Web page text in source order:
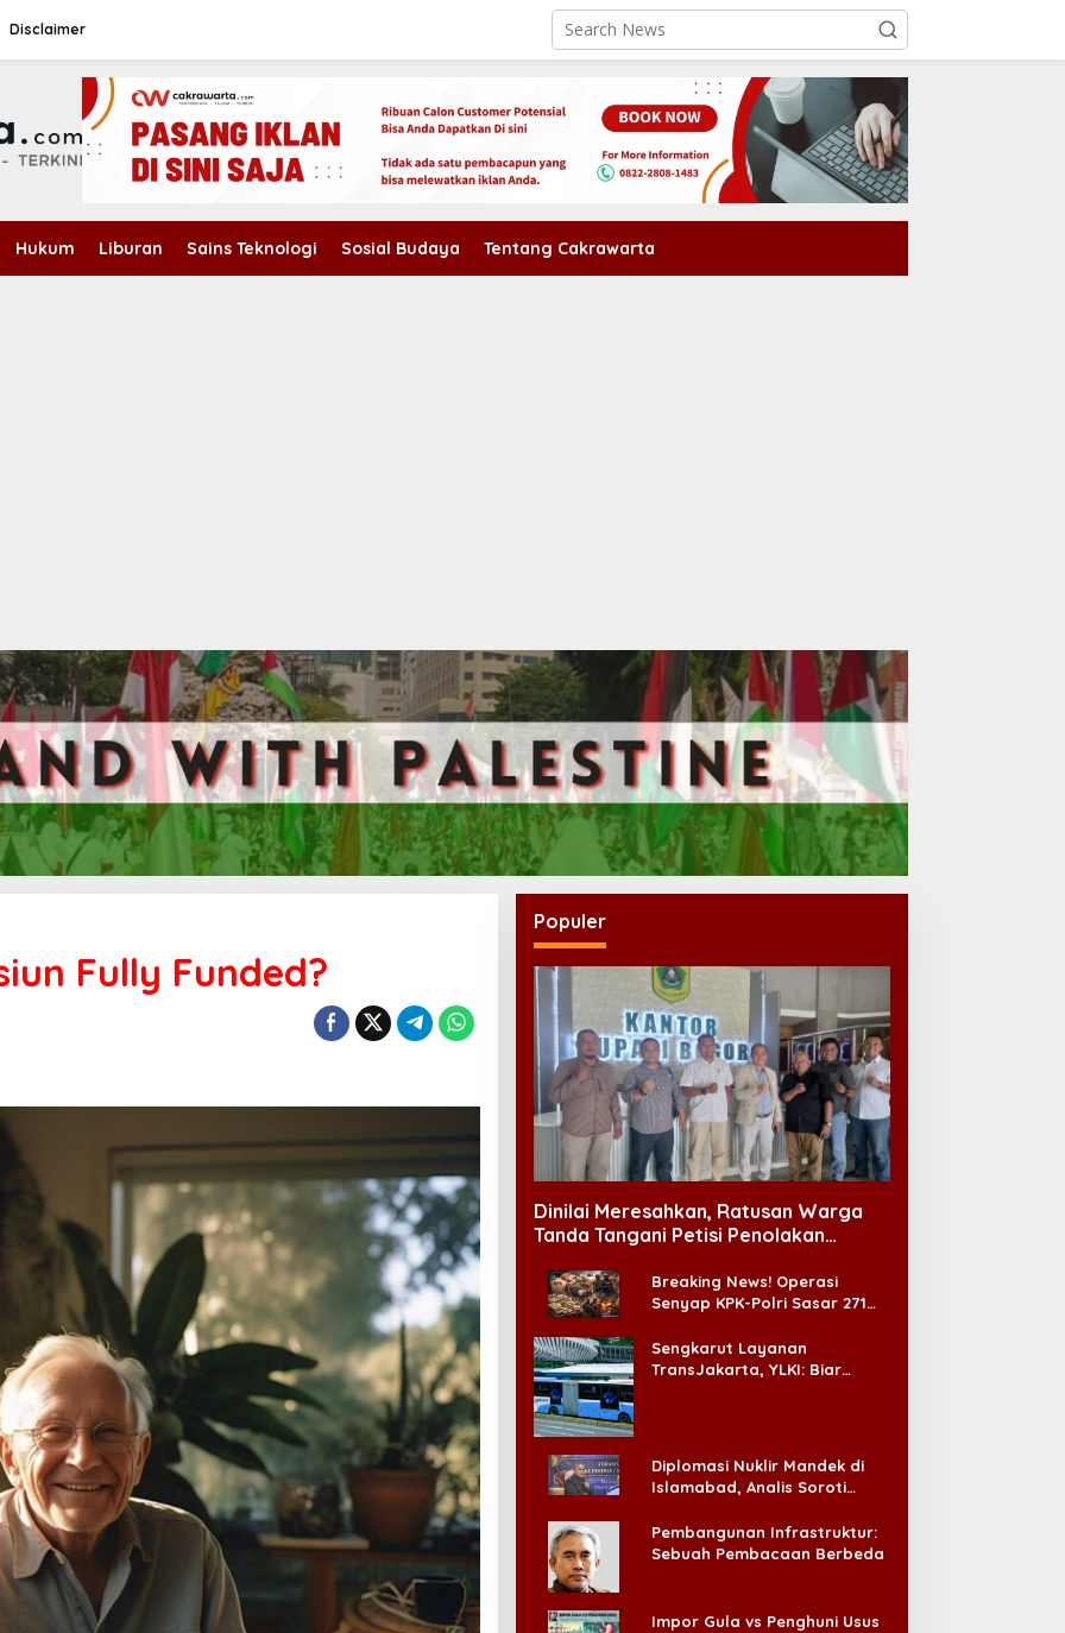
Disclaimer
Hukum Liburan Sains Teknologi Sosial Budaya Tentang Cakrawarta
Fully Funded?
Populer
Dinilai Meresahkan, Ratusan Warga
Tanda Tangani Petisi Penolakan
Breaking News! Operasi
Senyap KPK-Polri Sasar 271
Ada ‘Badai Pemeriksaan’
Sengkarut Layanan
TransJakarta, YLKI: Biar
Diplomasi Nuklir Mandek di
Islamabad, Analis Soroti
Pembangunan Infrastruktur:
Sebuah Pembacaan Berbeda
Impor Gula vs Penghuni Usus